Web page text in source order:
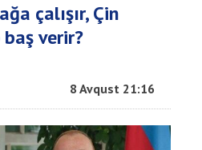
çalışır, Çin
verir?
8 Avqust 21:16